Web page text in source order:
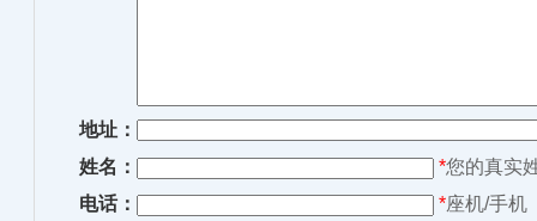
地址：
姓名：
*您的真实
电话：
*座机/手机